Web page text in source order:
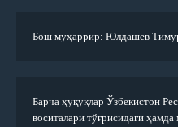
Бош муҳаррир: Юлдашев
Барча ҳуқуқлар Ўзбекистон
воситалари тўғрисидаги